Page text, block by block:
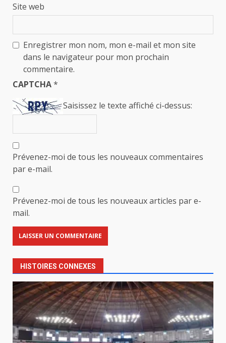
Site web
Enregistrer mon nom, mon e-mail et mon site
dans le navigateur pour mon prochain
commentaire.
CAPTCHA*
Saisissez le texte affiché ci-dessus:
Prévenez-moi de tous les nouveaux commentaires
par e-mail.
Prévenez-moi de tous les nouveaux articles par e-
mail.
HISTOIRES CONNEXES